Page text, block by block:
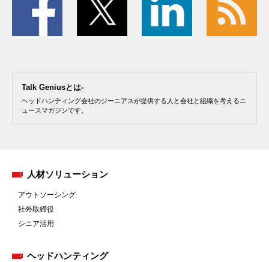
Talk Geniusとは-
ヘッドハンティング会社のジーニアスが提供する人と会社と組織を考えるニ
ュースマガジンです。
人材ソリューション
アウトソーシング
社外取締役
シニア活用
ヘッドハンティング